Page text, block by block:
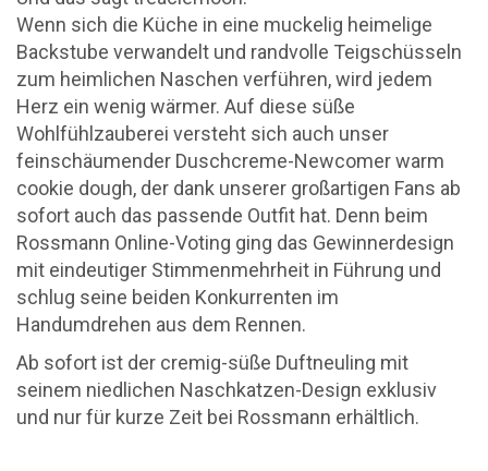
Wenn sich die Küche in eine muckelig heimelige
Backstube verwandelt und randvolle Teigschüsseln
zum heimlichen Naschen verführen, wird jedem
Herz ein wenig wärmer. Auf diese süße
Wohlfühlzauberei versteht sich auch unser
feinschäumender Duschcreme-Newcomer warm
cookie dough, der dank unserer großartigen Fans ab
sofort auch das passende Outfit hat. Denn beim
Rossmann Online-Voting ging das Gewinnerdesign
mit eindeutiger Stimmenmehrheit in Führung und
schlug seine beiden Konkurrenten im
Handumdrehen aus dem Rennen.
Ab sofort ist der cremig-süße Duftneuling mit
seinem niedlichen Naschkatzen-Design exklusiv
und nur für kurze Zeit bei Rossmann erhältlich.